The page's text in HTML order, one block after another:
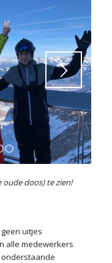
1 2 4 6 7 8
oude doos) te zien!
uitjes
alle medewerkers
onderstaande